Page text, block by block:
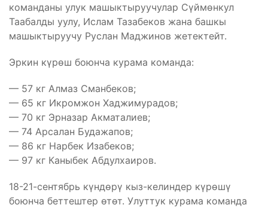
команданы улук машыктыруучулар Сүймөнкул
Таабалды уулу, Ислам Тазабеков жана башкы
машыктыруучу Руслан Маджинов жетектейт.
Эркин күрөш боюнча курама команда:
— 57 кг Алмаз Сманбеков;
— 65 кг Икромжон Хаджимурадов;
— 70 кг Эрназар Акматалиев;
— 74 Арсалан Будажапов;
— 86 кг Нарбек Изабеков;
— 97 кг Каныбек Абдулхаиров.
18-21-сентябрь күндөрү кыз-келиндер күрөшү
боюнча беттештер өтөт. Улуттук курама команда